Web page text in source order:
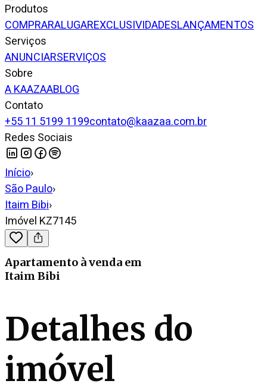
Produtos
COMPRARALUGAREXCLUSIVIDADESLANÇAMENTOS
Serviços
ANUNCIARSERVIÇOS
Sobre
A KAAZAABLOG
Contato
+55 11 5199 1199contato@kaazaa.com.br
Redes Sociais
Início›
São Paulo›
Itaim Bibi›
Imóvel KZ7145
Apartamento à venda em
Itaim Bibi
Detalhes do
imóvel